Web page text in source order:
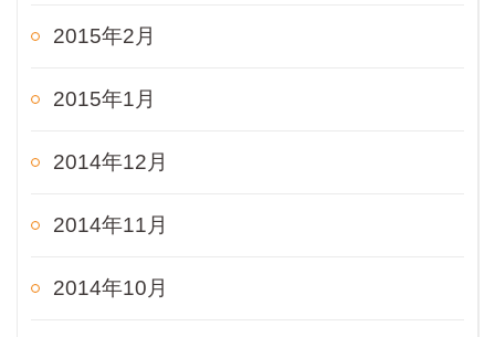
2015年2月
2015年1月
2014年12月
2014年11月
2014年10月